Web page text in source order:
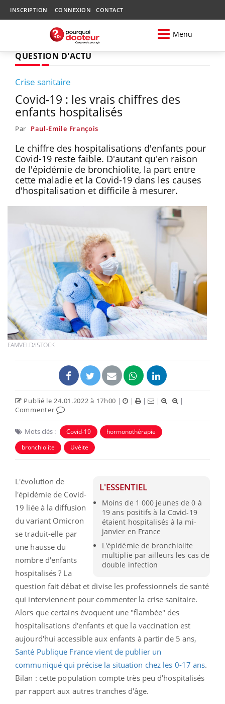
INSCRIPTION CONNEXION CONTACT
Menu
QUESTION D'ACTU
Crise sanitaire
Covid-19 : les vrais chiffres des
enfants hospitalisés
Par Paul-Emile François
Le chiffre des hospitalisations d'enfants pour
Covid-19 reste faible. D'autant qu'en raison
de l'épidémie de bronchiolite, la part entre
cette maladie et la Covid-19 dans les causes
d'hospitalisation et difficile à mesurer.
FAMVELD/ISTOCK
Publié le 24.01.2022 à 17h00 | | | |
|
Commenter
Mots clés : Covid-19
hormonothérapie
bronchiolite
Uvéite
L'ESSENTIEL
Moins de 1 000 jeunes de 0 à
19 ans positifs à la Covid-19
étaient hospitalisés à la mi-
janvier en France
L'épidémie de bronchiolite
multiplie par ailleurs les cas de
double infection
L'évolution de
l'épidémie de Covid-
19 liée à la diffusion
du variant Omicron
se traduit-elle par
une hausse du
nombre d'enfants
hospitalisés ? La
question fait débat et divise les professionnels de santé
qui interviennent pour commenter la crise sanitaire.
Alors que certains évoquent une "flambée" des
hospitalisations d'enfants et que la vaccination est
aujourd'hui accessible aux enfants à partir de 5 ans,
Santé Publique France vient de publier un
communiqué qui précise la situation chez les 0-17 ans.
Bilan : cette population compte très peu d'hospitalisés
par rapport aux autres tranches d'âge.